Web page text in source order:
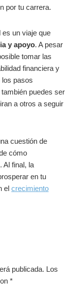
por tu carrera.
es un viaje que
y apoyo. A pesar
tomar las
financiera y
los pasos
puedes ser
a otros a seguir
cuestión de
cómo
Al final, la
en tu
el crecimiento
publicada. Los
*